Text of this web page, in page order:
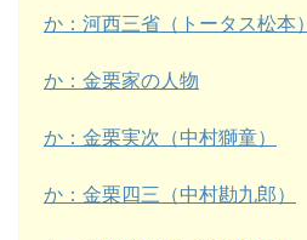
か：河西三省（トータス松本）
か：金栗家の人物
か：金栗実次（中村獅童）
か：金栗四三（中村勘九郎）